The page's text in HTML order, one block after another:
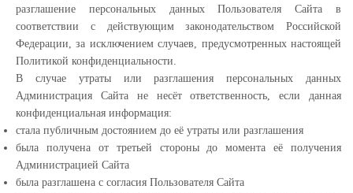
разглашение персональных данных Пользователя Сайта в
соответствии с действующим законодательством Российской
Федерации, за исключением случаев, предусмотренных настоящей
Политикой конфиденциальности.
В случае утраты или разглашения персональных данных
Администрация Сайта не несёт ответственность, если данная
конфиденциальная информация:
cтала публичным достоянием до её утраты или разглашения
была получена от третьей стороны до момента её получения
Администрацией Сайта
была разглашена с согласия Пользователя Сайта